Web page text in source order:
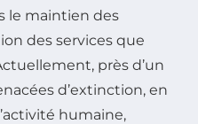
le maintien des
des services que
près d’un
d’extinction, en
humaine,